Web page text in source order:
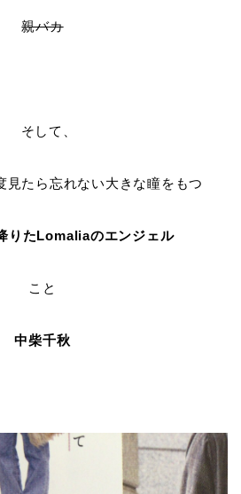
親バカ
そして、
見たら忘れない大きな瞳をもつ
りたLomaliaのエンジェル
こと
中柴千秋